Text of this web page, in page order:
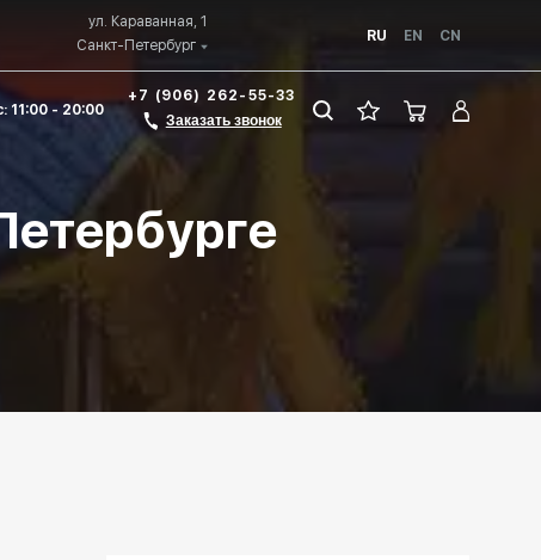
Санкт-Петербург
ул. Караванная, 1
RU
EN CN
11:00 - 20:00
+7 (906) 262-55-33
Заказать звонок